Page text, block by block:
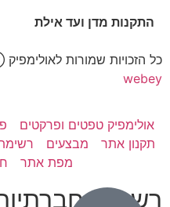
רשתות חברתיות
התקנות מדן ועד אילת
כל הזכויות שמורות לאולימפיק Ⓒ – האתר נבנה ועוצב ע”י
webey
אולימפיק טפטים ופרקטים
תקנון אתר
מבצעים
מפת אתר